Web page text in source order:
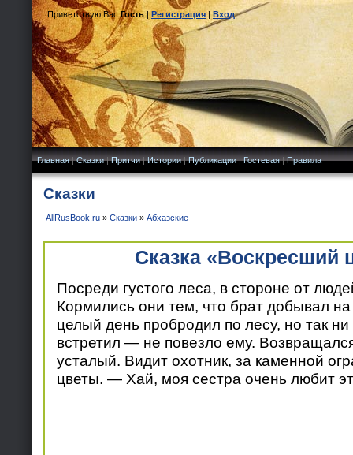
Приветствую Вас Гость|Регистрация|Вход
Главная|Сказки|Притчи|Истории|Публикации|Гостевая|Правила
Сказки
AllRusBook.ru» Сказки» Абхазские
Сказка «Воскресший
Посреди густого леса, в стороне от
Кормились они тем, что брат добывал
целый день пробродил по лесу, но так ни
встретил — не повезло ему.
усталый. Видит охотник, за каменной
цветы. — Хай, моя сестра очень любит